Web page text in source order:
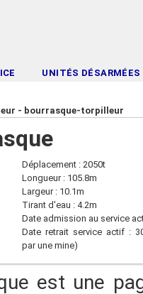
UNITÉS DÉSARMÉES
- bourrasque-torpilleur
Déplacement : 2050t
Longueur : 105.8m
Largeur : 10.1m
Tirant d'eau : 4.2m
Date admission au service
Date retrait service actif :
par une mine)
est une